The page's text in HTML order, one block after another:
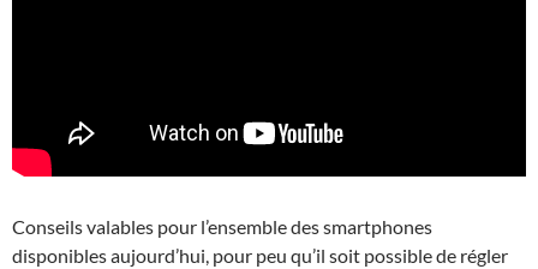
Conseils valables pour l’ensemble des smartphones
disponibles aujourd’hui, pour peu qu’il soit possible de régler